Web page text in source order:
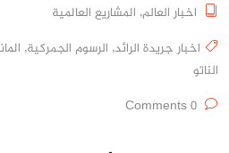
اخبار العالم, المشاريع العالمية
اخبار جريدة الرائد, الرسوم الجمركية,
الناتو